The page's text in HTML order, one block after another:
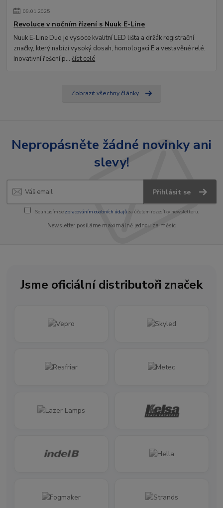
09.01.2025
Revoluce v nočním řízení s Nuuk E-Line
Nuuk E-Line Duo je vysoce kvalitní LED lišta a držák registrační
značky, který nabízí vysoký dosah, homologaci E a vestavěné relé.
Inovativní řešení p...číst celé
Zobrazit všechny články
Nepropásněte žádné novinky ani
slevy!
Přihlásit se
Souhlasím se zpracováním osobních údajůza účelem rozesílky newsletteru.
Newsletter posíláme maximálně jednou za měsíc
Jsme oficiální distributoři značek